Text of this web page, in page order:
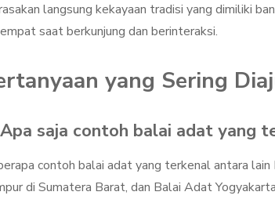
langsung kekayaan tradisi yang dimiliki
saat berkunjung dan berinteraksi.
yang Sering
saja contoh balai adat yang
contoh balai adat yang terkenal antara
di Sumatera Barat, dan Balai Adat